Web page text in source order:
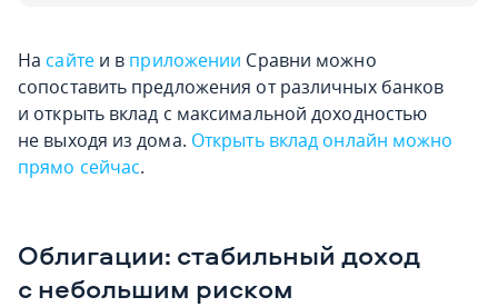
На сайтеи в приложении Сравни можно
сопоставить предложения от различных банков
и открыть вклад с максимальной доходностью
не выходя из дома. Открыть вклад онлайн можно
прямо сейчас.
Облигации: стабильный доход
с небольшим риском